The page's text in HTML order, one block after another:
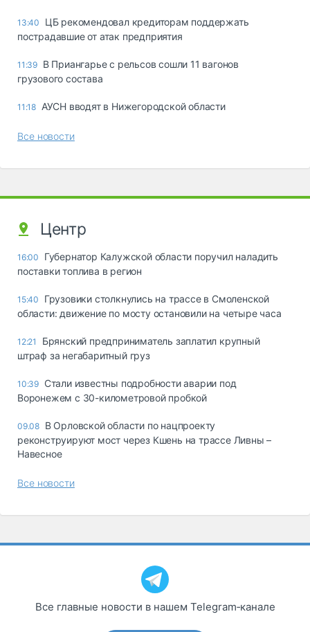
13:40
ЦБ рекомендовал кредиторам поддержать
пострадавшие от атак предприятия
11:39 В Приангарье с рельсов сошли 11 вагонов
грузового состава
11:18 АУСН вводят в Нижегородской области
Все новости
Центр
16:00
Губернатор Калужской области поручил наладить
поставки топлива в регион
15:40
Грузовики столкнулись на трассе в Смоленской
области: движение по мосту остановили на четыре часа
12:21
Брянский предприниматель заплатил крупный
штраф за негабаритный груз
10:39 Стали известны подробности аварии под
Воронежем с 30-километровой пробкой
09.08 В Орловской области по нацпроекту
реконструируют мост через Кшень на трассе Ливны –
Навесное
Все новости
Все главные новости в нашем Telegram‑канале